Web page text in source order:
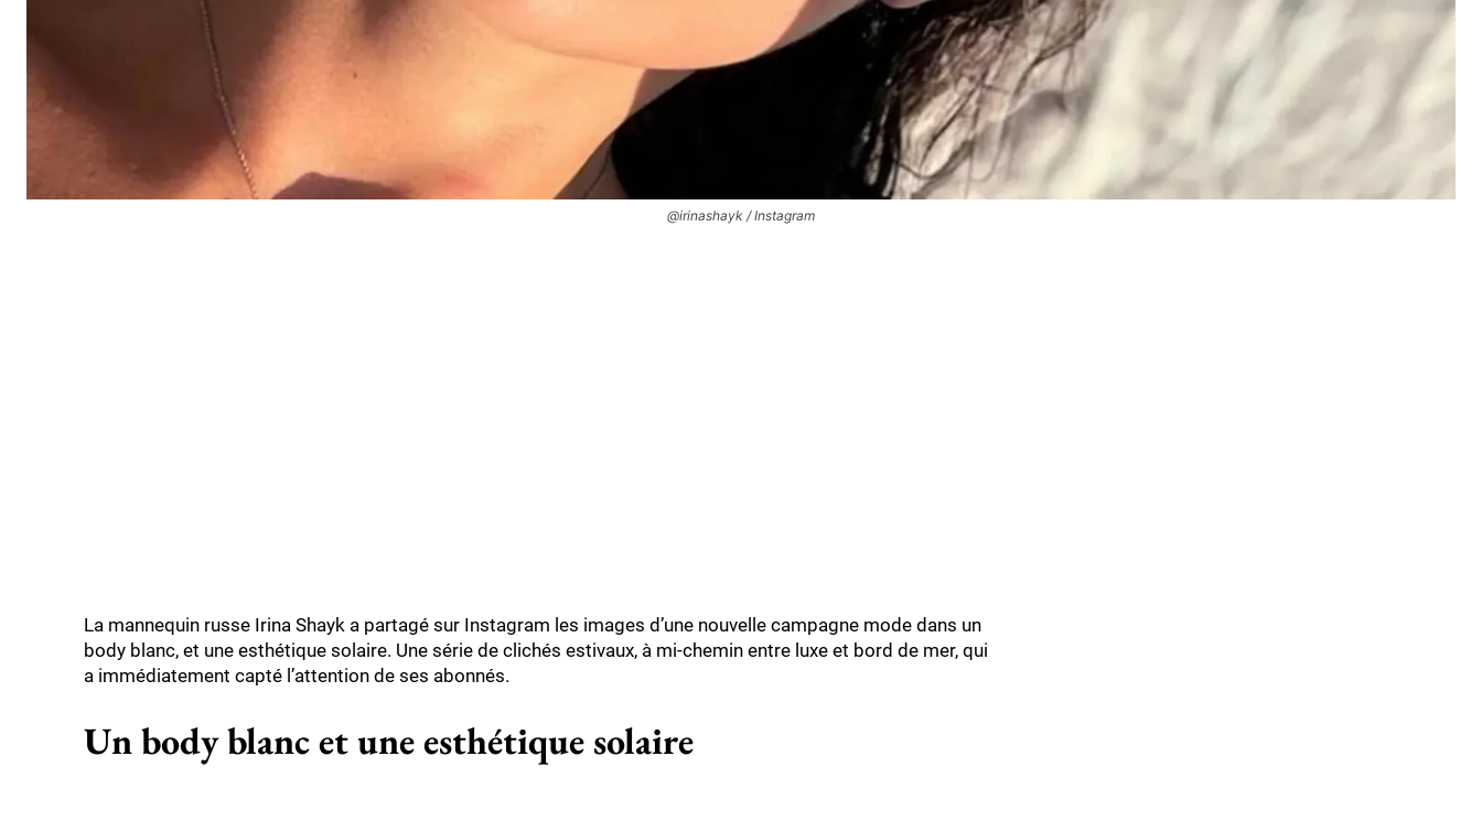
@irinashayk / Instagram
La mannequin russe Irina Shayk a partagé sur Instagram les images d’une nouvelle campagne mode dans un
body blanc, et une esthétique solaire. Une série de clichés estivaux, à mi-chemin entre luxe et bord de mer, qui
a immédiatement capté l’attention de ses abonnés.
Un body blanc et une esthétique solaire